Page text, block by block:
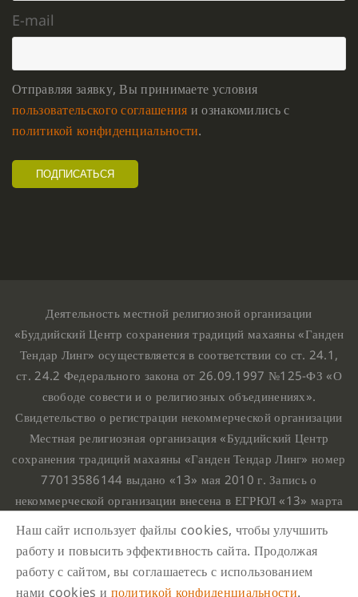
E-mail
Отправляя заявку, Вы принимаете условия
пользовательского соглашения и ознакомились с
политикой конфиденциальности.
Деятельность местной религиозной организации
«Буддийский Центр сохранения традиций махаяны «Ганден
Тендар Линг» осуществляется в соответствии со ст. 24.1,
ст. 24.2 Федерального закона от 26.09.1997 №125-ФЗ «О
свободе совести и о религиозных объединениях».
Свидетельство о регистрации некоммерческой организации
Местная религиозная организация «Буддийский Центр
сохранения традиций махаяны «Ганден Тендар Линг» номер
77013586144 выдано «13» мая 2010 г. Запись о
некоммерческой организации внесена в ЕГРЮЛ «13» марта
номером 1107799015708.
Ганден Тендар Линг © 2020 Все права защищены
Наш адрес : г. Москва, Нахимовский проспект, 32. Этаж
Наш сайт использует файлы cookies, чтобы улучшить
работу и повысить эффективность сайта. Продолжая
работу с сайтом, вы соглашаетесь с использованием
нами cookies и политикой конфиденциальности.